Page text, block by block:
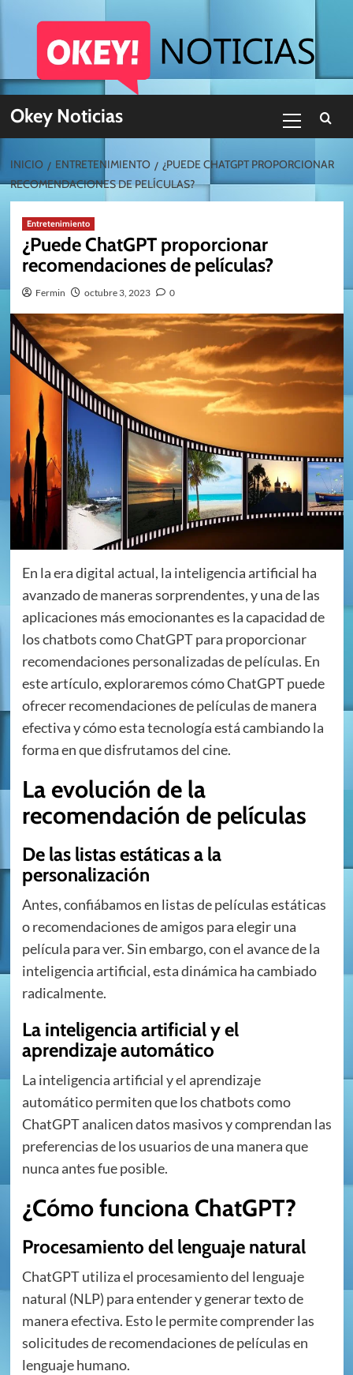
Okey Noticias
primario
INICIO ENTRETENIMIENTO
¿PUEDE CHATGPT PROPORCIONAR
RECOMENDACIONES DE PELÍCULAS?
Entretenimiento
¿Puede ChatGPT proporcionar
recomendaciones de películas?
Fermin octubre 3, 2023 0
En la era digital actual, la inteligencia artificial ha
avanzado de maneras sorprendentes, y una de las
aplicaciones más emocionantes es la capacidad de
los chatbots como ChatGPT para proporcionar
recomendaciones personalizadas de películas. En
este artículo, exploraremos cómo ChatGPT puede
ofrecer recomendaciones de películas de manera
efectiva y cómo esta tecnología está cambiando la
forma en que disfrutamos del cine.
La evolución de la
recomendación de películas
De las listas estáticas a la
personalización
Antes, confiábamos en listas de películas estáticas
o recomendaciones de amigos para elegir una
película para ver. Sin embargo, con el avance de la
inteligencia artificial, esta dinámica ha cambiado
radicalmente.
La inteligencia artificial y el
aprendizaje automático
La inteligencia artificial y el aprendizaje
automático permiten que los chatbots como
ChatGPT analicen datos masivos y comprendan las
preferencias de los usuarios de una manera que
nunca antes fue posible.
¿Cómo funciona ChatGPT?
Procesamiento del lenguaje natural
ChatGPT utiliza el procesamiento del lenguaje
natural (NLP) para entender y generar texto de
manera efectiva. Esto le permite comprender las
solicitudes de recomendaciones de películas en
lenguaje humano.